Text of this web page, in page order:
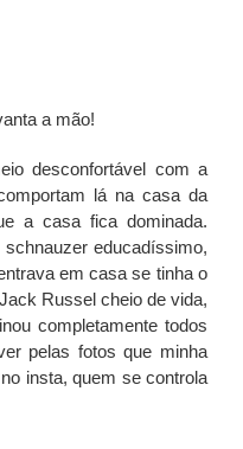
a mão!
desconfortável com a
lá na casa da
a casa fica dominada.
educadíssimo,
em casa se tinha o
Russel cheio de vida,
completamente todos
pelas fotos que minha
insta, quem se controla